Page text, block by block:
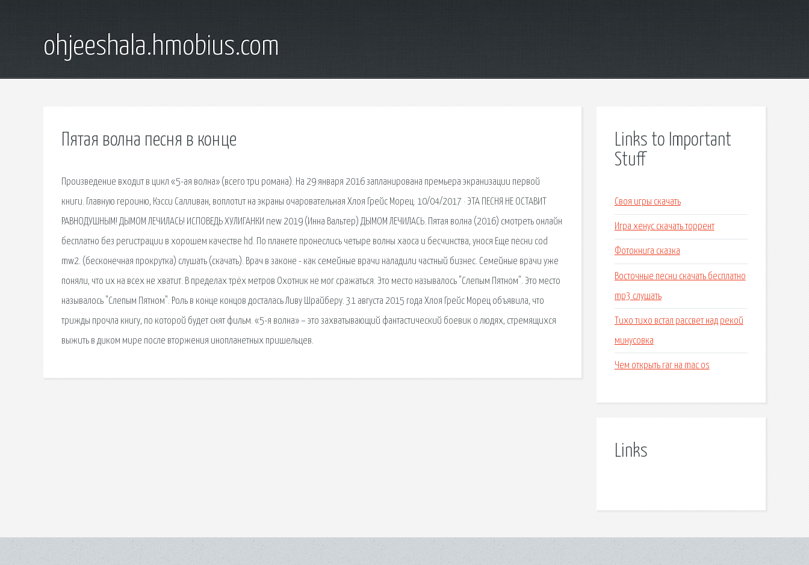
ohjeeshala.hmobius.com
Пятая волна песня в конце
Произведение входит в цикл «5-ая волна» (всего три романа). На 29 января 2016 запланирована премьера экранизации первой
книги. Главную героиню, Кэсси Салливан, воплотит на экраны очаровательная Хлоя Грейс Морец. 10/04/2017 · ЭТА ПЕСНЯ НЕ ОСТАВИТ
РАВНОДУШНЫМ! ДЫМОМ ЛЕЧИЛАСЬ! ИСПОВЕДЬ ХУЛИГАНКИ new 2019 (Инна Вальтер) ДЫМОМ ЛЕЧИЛАСЬ. Пятая волна (2016) смотреть онлайн
бесплатно без регистрации в хорошем качестве hd. По планете пронеслись четыре волны хаоса и бесчинства, унося Еще песни cod
mw2. (бесконечная прокрутка) слушать (скачать). Врач в законе - как семейные врачи наладили частный бизнес. Семейные врачи уже
поняли, что их на всех не хватит. В пределах трёх метров Охотник не мог сражаться. Это место называлось "Слепым Пятном". Это место
называлось "Слепым Пятном". Роль в конце концов досталась Ливу Шрайберу. 31 августа 2015 года Хлоя Грейс Морец объявила, что
трижды прочла книгу, по которой будет снят фильм. «5-я волна» – это захватывающий фантастический боевик о людях, стремящихся
выжить в диком мире после вторжения инопланетных пришельцев.
Links to Important
Stuff
Своя игры скачать
Игра хенус скачать торрент
Фотокнига сказка
Восточные песни скачать бесплатно
mp3 слушать
Тихо тихо встал рассвет над рекой
минусовка
Чем открыть rar на mac os
Links